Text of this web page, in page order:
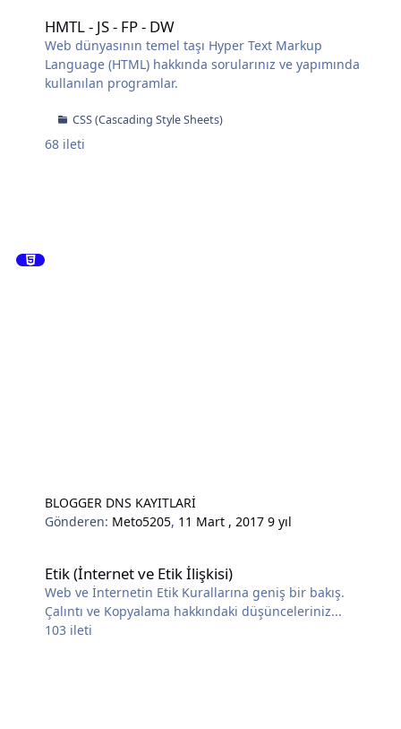
HMTL - JS - FP - DW
Web dünyasının temel taşı Hyper Text Markup
Language (HTML) hakkında sorularınız ve yapımında
kullanılan programlar.
CSS (Cascading Style Sheets)
68 ileti
BLOGGER DNS KAYITLARİ
Gönderen: Meto5205, 11 Mart , 20179 yıl
Etik (İnternet ve Etik İlişkisi)
Web ve İnternetin Etik Kurallarına geniş bir bakış.
Çalıntı ve Kopyalama hakkındaki düşünceleriniz...
103 ileti